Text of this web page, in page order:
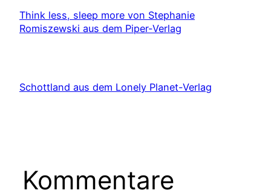
Think less, sleep more von Stephanie
Romiszewski aus dem Piper-Verlag
Schottland aus dem Lonely Planet-Verlag
Kommentare